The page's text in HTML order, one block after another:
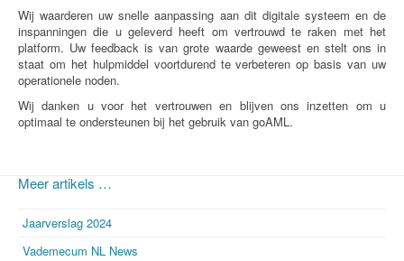
Wij waarderen uw snelle aanpassing aan dit digitale systeem en de
inspanningen die u geleverd heeft om vertrouwd te raken met het
platform. Uw feedback is van grote waarde geweest en stelt ons in
staat om het hulpmiddel voortdurend te verbeteren op basis van uw
operationele noden.
Wij danken u voor het vertrouwen en blijven ons inzetten om u
optimaal te ondersteunen bij het gebruik van goAML.
Meer artikels …
Jaarverslag 2024
Vademecum NL News